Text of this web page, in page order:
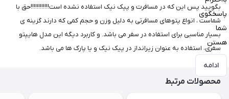
پاسخگوی
شما
هستن
ادامه
بگویید پس این که در مسافرت و پیک نیک استفاده نشده است!!!!!!!!!!!!حق با
شماست ، انواع پتوهای مسافرتی به دلیل وزن و حجم کمی که دارند گزینه ی
بسیار مناسبی برای استفاده در سفر می باشد. و کاربرد دیگه این مدل هایپتو
سفری، استفاده به عنوان زیرانداز در پیک نیک و یا پارک ها می باشد.
محصولات مرتبط